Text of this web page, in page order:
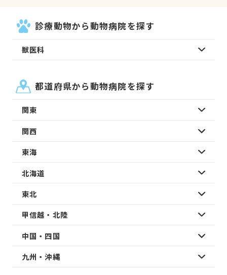
診療動物から動物病院を探す
獣医科
都道府県から動物病院を探す
関東
関西
東海
北海道
東北
甲信越・北陸
中国・四国
九州・沖縄